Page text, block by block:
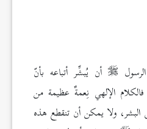
أن يُبشِّر أتباعه بأنّ
الإلهي نِعمةٌ عظيمة من
ولا يمكن أن تنقطع هذه